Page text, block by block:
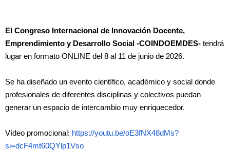
El Congreso Internacional de Innovación Docente,
Emprendimiento y Desarrollo Social -COINDOEMDES- tendrá
lugar en formato ONLINE del 8 al 11 de junio de 2026.
Se ha diseñado un evento científico, académico y social donde
profesionales de diferentes disciplinas y colectivos puedan
generar un espacio de intercambio muy enriquecedor.
Vídeo promocional: https://youtu.be/oE3fNX48dMs?
si=dcF4mt60QYlp1Vso